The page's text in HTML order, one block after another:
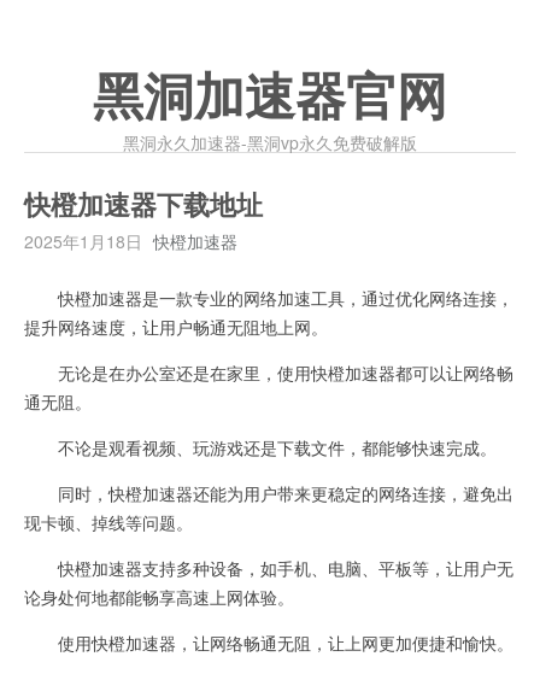
黑洞加速器官网
黑洞永久加速器-黑洞vp永久免费破解版
快橙加速器下载地址
2025年1月18日 快橙加速器
快橙加速器是一款专业的网络加速工具，通过优化网络连接，
提升网络速度，让用户畅通无阻地上网。
无论是在办公室还是在家里，使用快橙加速器都可以让网络畅
通无阻。
不论是观看视频、玩游戏还是下载文件，都能够快速完成。
同时，快橙加速器还能为用户带来更稳定的网络连接，避免出
现卡顿、掉线等问题。
快橙加速器支持多种设备，如手机、电脑、平板等，让用户无
论身处何地都能畅享高速上网体验。
使用快橙加速器，让网络畅通无阻，让上网更加便捷和愉快。